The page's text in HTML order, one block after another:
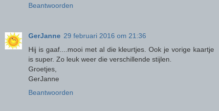
Beantwoorden
GerJanne 29 februari 2016 om 21:36
Hij is gaaf....mooi met al die kleurtjes. Ook je vorige kaartje
is super. Zo leuk weer die verschillende stijlen.
Groetjes,
GerJanne
Beantwoorden